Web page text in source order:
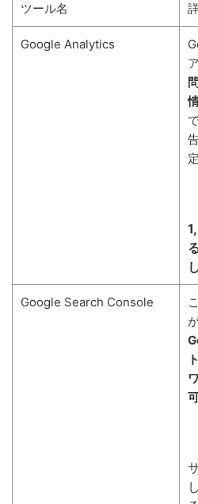
ツール名
Google Analytics
Google Search Console